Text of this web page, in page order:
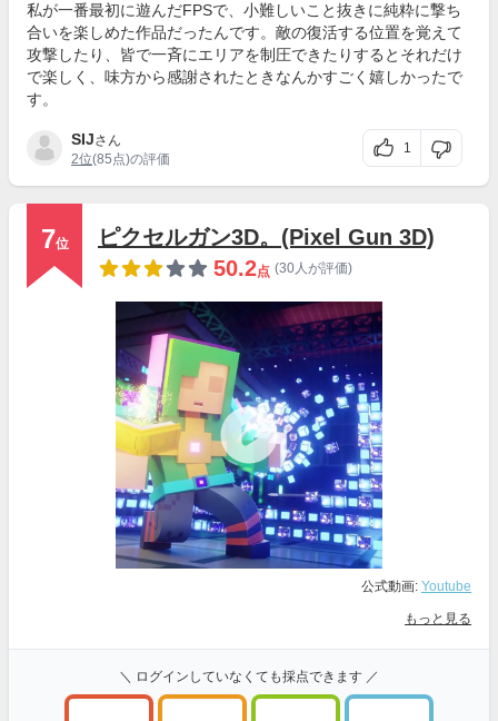
私が一番最初に遊んだFPSで、小難しいこと抜きに純粋に撃ち
合いを楽しめた作品だったんです。敵の復活する位置を覚えて
攻撃したり、皆で一斉にエリアを制圧できたりするとそれだけ
で楽しく、味方から感謝されたときなんかすごく嬉しかったで
す。
SIJさん
2位(85点)の評価
1
7位
ピクセルガン3D。(Pixel Gun 3D)
50.2点 (30人が評価)
公式動画: Youtube
もっと見る
＼ ログインしていなくても採点できます ／